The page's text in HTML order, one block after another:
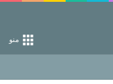
منو
از راه خداست‌!